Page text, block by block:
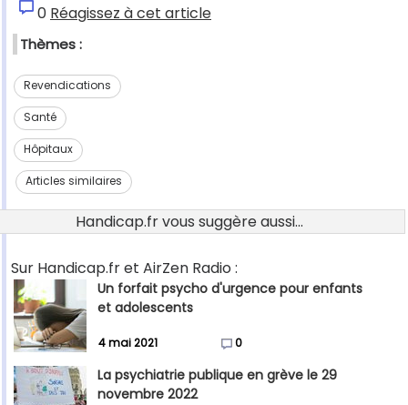
0 Réagissez à cet article
Thèmes :
Revendications
Santé
Hôpitaux
Articles similaires
Handicap.fr vous suggère aussi...
Sur Handicap.fr et AirZen Radio :
Un forfait psycho d'urgence pour enfants
et adolescents
4 mai 2021 0
La psychiatrie publique en grève le 29
novembre 2022